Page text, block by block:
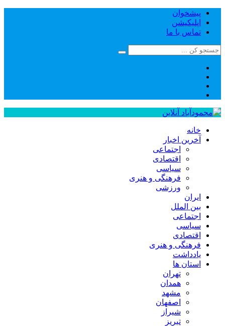
پیشخوان
اپلیکیشن
تماس با ما
خانه
آخرین اخبار
اجتماعی
اقتصادی
سیاسی
فرهنگی و هنری
ورزشی
ایران
بین الملل
اجتماعی
سیاسی
اقتصادی
فرهنگی و هنری
یادداشت
استان ها
تهران
همدان
مشهد
اصفهان
شیراز
تبریز